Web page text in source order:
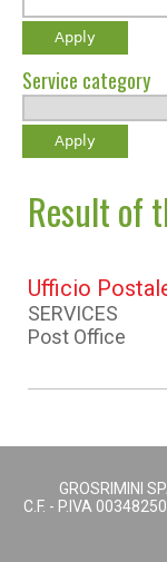
Service category
Result of
Ufficio
SERVICES
Post Office
GROSRIMINI
C.F. - P.IVA